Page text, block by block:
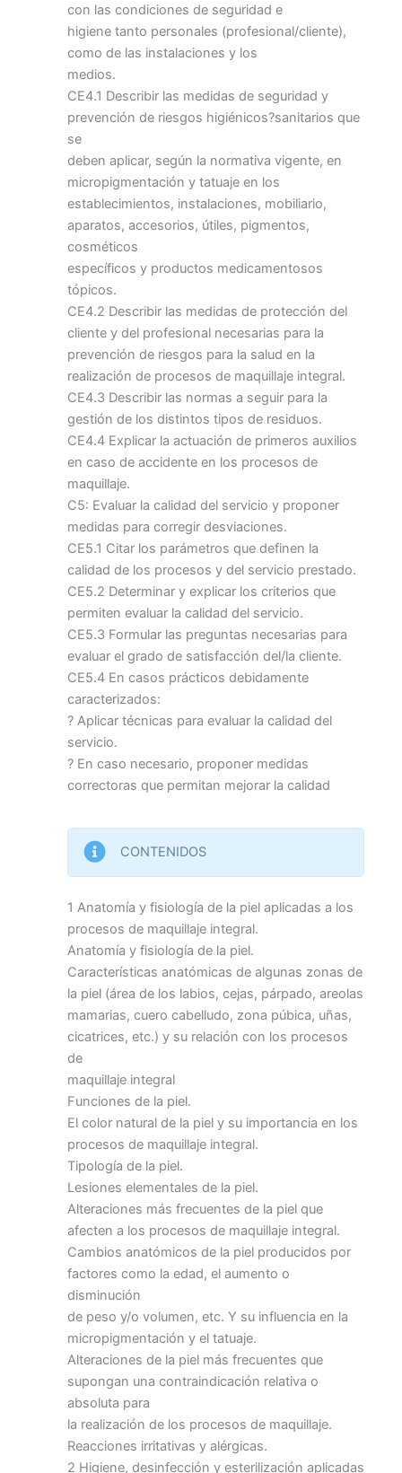
con las condiciones de seguridad e
higiene tanto personales (profesional/cliente),
como de las instalaciones y los
medios.
CE4.1 Describir las medidas de seguridad y
prevención de riesgos higiénicos?sanitarios que
se
deben aplicar, según la normativa vigente, en
micropigmentación y tatuaje en los
establecimientos, instalaciones, mobiliario,
aparatos, accesorios, útiles, pigmentos,
cosméticos
específicos y productos medicamentosos
tópicos.
CE4.2 Describir las medidas de protección del
cliente y del profesional necesarias para la
prevención de riesgos para la salud en la
realización de procesos de maquillaje integral.
CE4.3 Describir las normas a seguir para la
gestión de los distintos tipos de residuos.
CE4.4 Explicar la actuación de primeros auxilios
en caso de accidente en los procesos de
maquillaje.
C5: Evaluar la calidad del servicio y proponer
medidas para corregir desviaciones.
CE5.1 Citar los parámetros que definen la
calidad de los procesos y del servicio prestado.
CE5.2 Determinar y explicar los criterios que
permiten evaluar la calidad del servicio.
CE5.3 Formular las preguntas necesarias para
evaluar el grado de satisfacción del/la cliente.
CE5.4 En casos prácticos debidamente
caracterizados:
? Aplicar técnicas para evaluar la calidad del
servicio.
? En caso necesario, proponer medidas
correctoras que permitan mejorar la calidad
CONTENIDOS
1 Anatomía y fisiología de la piel aplicadas a los
procesos de maquillaje integral.
Anatomía y fisiología de la piel.
Características anatómicas de algunas zonas de
la piel (área de los labios, cejas, párpado, areolas
mamarias, cuero cabelludo, zona púbica, uñas,
cicatrices, etc.) y su relación con los procesos
de
maquillaje integral
Funciones de la piel.
El color natural de la piel y su importancia en los
procesos de maquillaje integral.
Tipología de la piel.
Lesiones elementales de la piel.
Alteraciones más frecuentes de la piel que
afecten a los procesos de maquillaje integral.
Cambios anatómicos de la piel producidos por
factores como la edad, el aumento o
disminución
de peso y/o volumen, etc. Y su influencia en la
micropigmentación y el tatuaje.
Alteraciones de la piel más frecuentes que
supongan una contraindicación relativa o
absoluta para
la realización de los procesos de maquillaje.
Reacciones irritativas y alérgicas.
2 Higiene, desinfección y esterilización aplicadas